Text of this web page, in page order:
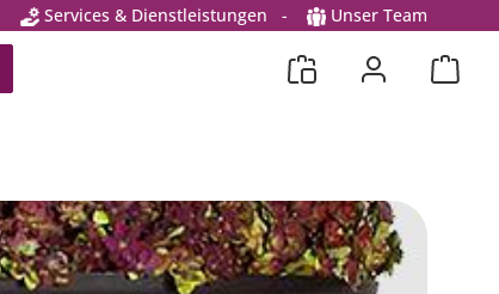
Services & Dienstleistungen - Unser Team